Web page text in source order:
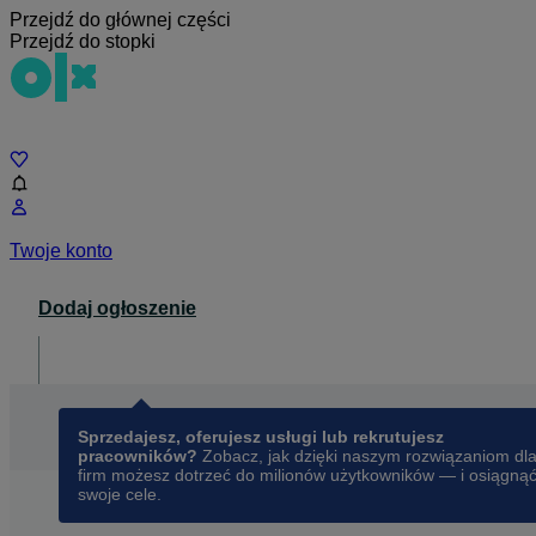
Przejdź do głównej części
Przejdź do stopki
Twoje konto
Dodaj ogłoszenie
Sprzedajesz, oferujesz usługi lub rekrutujesz
pracowników? Zobacz, jak dzięki naszym rozwiązaniom dla
firm możesz dotrzeć do milionów użytkowników — i osiągnąć
swoje cele.